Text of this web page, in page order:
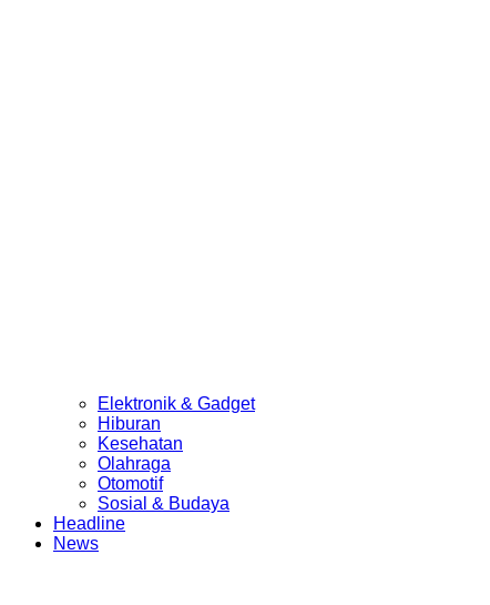
Elektronik & Gadget
Hiburan
Kesehatan
Olahraga
Otomotif
Sosial & Budaya
Headline
News